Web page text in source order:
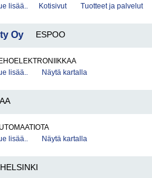
lisää..
Kotisivut Tuotteet ja palvelut
Oy ESPOO
lisää..
Näytä kartalla
lisää..
Näytä kartalla
HELSINKI